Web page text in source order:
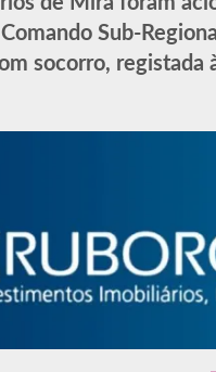
Sub-
socorro, registada